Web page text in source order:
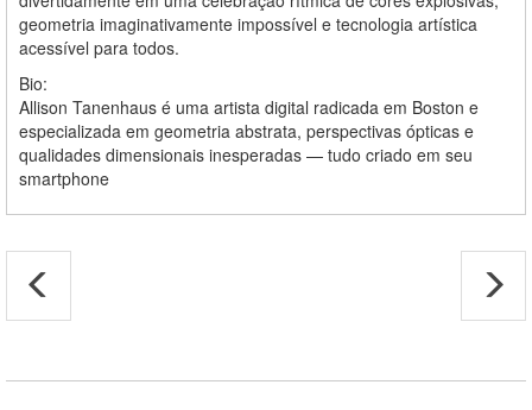
geometria imaginativamente impossível e tecnologia artística
acessível para todos.
Bio:
Allison Tanenhaus é uma artista digital radicada em Boston e
especializada em geometria abstrata, perspectivas ópticas e
qualidades dimensionais inesperadas — tudo criado em seu
smartphone